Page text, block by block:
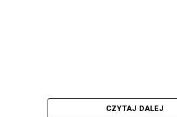
CZYTAJ DALEJ